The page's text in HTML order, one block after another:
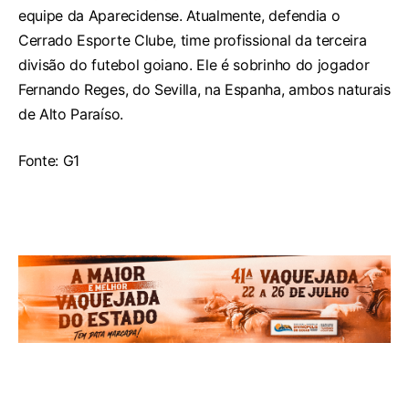
equipe da Aparecidense. Atualmente, defendia o
Cerrado Esporte Clube, time profissional da terceira
divisão do futebol goiano. Ele é sobrinho do jogador
Fernando Reges, do Sevilla, na Espanha, ambos naturais
de Alto Paraíso.
Fonte: G1